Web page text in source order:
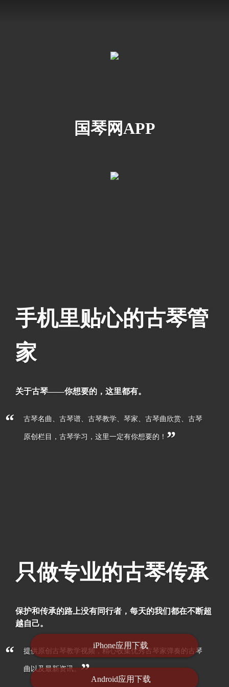
iPhone应用下载
Android应用下载
国琴网APP
手机里贴心的古琴管
家
关于古琴——你想要的，这里都有。
“ 古琴名曲、古琴谱、古琴教学、琴家、古琴曲欣赏、古琴
原创栏目，古琴学习，这里一定有你想要的！ ”
只做专业的古琴传承
保护和传承的路上没有同行者，每天的我们都在不断超
越自己。
“ 提供原创古琴教学视频，精心收集优秀古琴家弹奏的古琴
曲以及最新资讯。”